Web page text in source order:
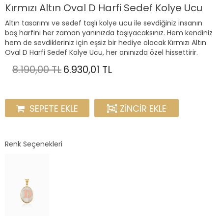
Kırmızı Altın Oval D Harfi Sedef Kolye Ucu
Altın tasarımı ve sedef taşlı kolye ucu ile sevdiğiniz insanın
baş harfini her zaman yanınızda taşıyacaksınız. Hem kendiniz
hem de sevdikleriniz için eşsiz bir hediye olacak Kırmızı Altın
Oval D Harfi Sedef Kolye Ucu, her anınızda özel hissettirir.
8.190,00 TL6.930,01 TL
SEPETE EKLE ZINCIR EKLE
Renk Seçenekleri